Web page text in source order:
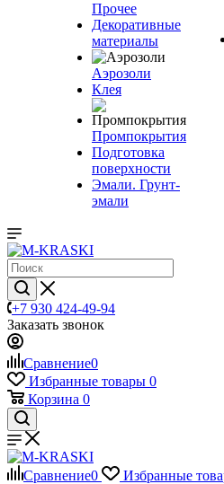
Прочее
Декоративные
материалы
Аэрозоли
Клея
Промпокрытия
Подготовка
поверхности
Эмали. Грунт-
эмали
+7 930 424-49-94
Заказать звонок
Сравнение0
Избранные товары 0
Корзина 0
Сравнение0 Избранные